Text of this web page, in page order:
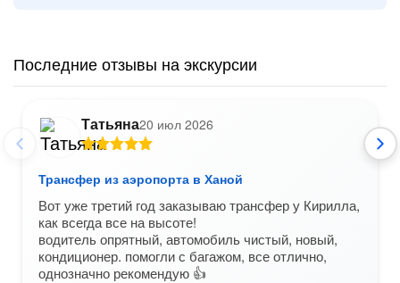
Последние отзывы на экскурсии
Татьяна20 июл 2026
Трансфер из аэропорта в Ханой
Вот уже третий год заказываю трансфер у Кирилла,
как всегда все на высоте!
водитель опрятный, автомобиль чистый, новый,
кондиционер. помогли с багажом, все отлично,
однозначно рекомендую 👍